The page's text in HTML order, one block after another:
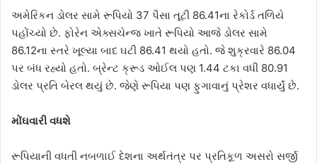
અમેરિકન ડોલર સામે રૂપિયો 37 પૈસા તૂટી 86.41ના રેકોર્ડ તળિયે
પહોંચ્યો છે. ફોરેન એક્સચેન્જ ખાતે રૂપિયો આજે ડોલર સામે
86.12ના સ્તરે ખૂલ્યા બાદ ઘટી 86.41 થયો હતો. જે શુક્રવારે 86.04
પર બંધ રહ્યો હતો. બ્રેન્ટ ક્રૂડ ઓઈલ પણ 1.44 ટકા વધી 80.91
ડોલર પ્રતિ બેરલ થયું છે. જેણે રૂપિયા પણ ફુગાવાનું પ્રેશર વધાર્યું છે.
મોંઘવારી વધશે
રૂપિયાની વધતી નબળાઈ દેશના અર્થતંત્ર પર પ્રતિકૂળ અસરો સર્જી